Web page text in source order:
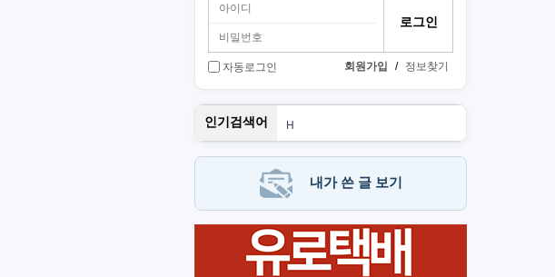
자동로그인 회원가입 / 정보찾기
인기검색어
H
1
뉴몰
PT
내가 쓴 글 보기